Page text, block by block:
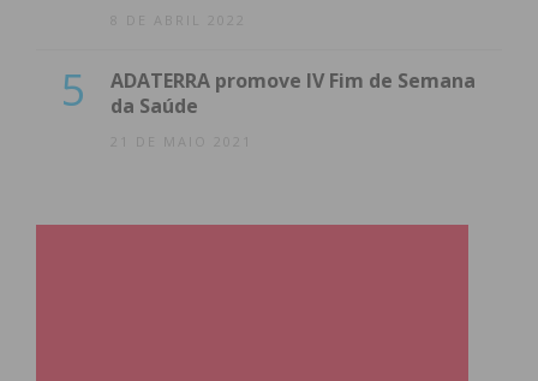
8 DE ABRIL 2022
5
ADATERRA promove IV Fim de Semana
da Saúde
21 DE MAIO 2021